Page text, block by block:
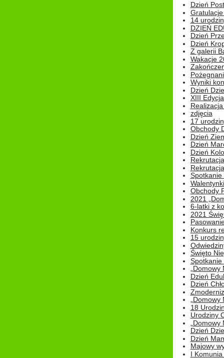
Dzień
14
DZIEŃ
Dzień
Dzień
Z galerii
Wakacje
Wyniki
Dzień
XIII
zdjęcia
17
Obchody
Dzień
Dzień
Dzień
Rekrutacja
Spotkanie
Obchody
2021
6-latki z
2021
Konkurs
15
Święto
Spotkanie
Dzień
Dzień
18
Urodziny
Dzień
Dzień
Majowy
I